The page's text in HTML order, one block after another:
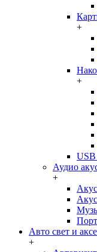
+
+
Аудио
+
Авто свет и
+